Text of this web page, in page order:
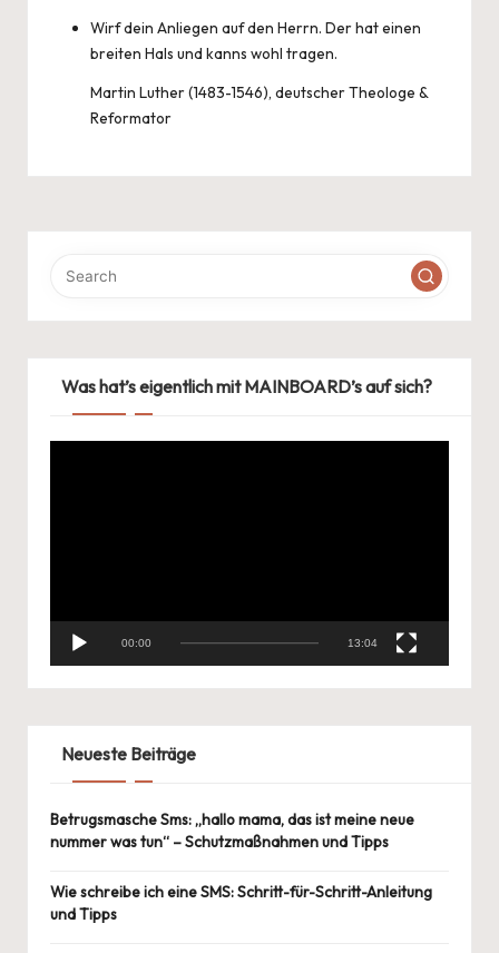
Wirf dein Anliegen auf den Herrn. Der hat einen
breiten Hals und kanns wohl tragen.
Martin Luther (1483-1546), deutscher Theologe &
Reformator
Was hat’s eigentlich mit MAINBOARD’s auf sich?
00:00 13:04
Neueste Beiträge
Betrugsmasche Sms: „hallo mama, das ist meine neue
nummer was tun“ – Schutzmaßnahmen und Tipps
Wie schreibe ich eine SMS: Schritt-für-Schritt-Anleitung
und Tipps